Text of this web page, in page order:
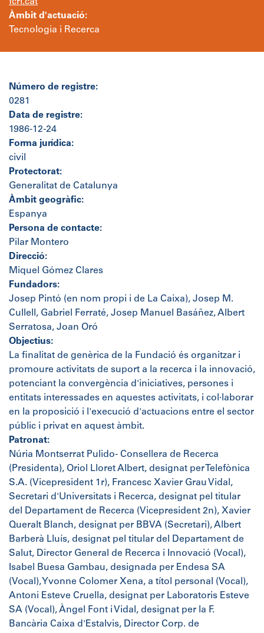
fcri.cat
Àmbit d'actuació:
Tecnologia i Recerca
Número de registre:
0281
Data de registre:
1986-12-24
Forma jurídica:
civil
Protectorat:
Generalitat de Catalunya
Àmbit geogràfic:
Espanya
Persona de contacte:
Pilar Montero
Direcció:
Miquel Gómez Clares
Fundadors:
Josep Pintó (en nom propi i de La Caixa), Josep M.
Cullell, Gabriel Ferraté, Josep Manuel Basáñez, Albert
Serratosa, Joan Oró
Objectius:
La finalitat de genèrica de la Fundació és organitzar i
promoure activitats de suport a la recerca i la innovació,
potenciant la convergència d'iniciatives, persones i
entitats interessades en aquestes activitats, i col·laborar
en la proposició i l'execució d'actuacions entre el sector
públic i privat en aquest àmbit.
Patronat:
Núria Montserrat Pulido- Consellera de Recerca
(Presidenta), Oriol Lloret Albert, designat per Telefònica
S.A. (Vicepresident 1r), Francesc Xavier Grau Vidal,
Secretari d'Universitats i Recerca, designat pel titular
del Departament de Recerca (Vicepresident 2n), Xavier
Queralt Blanch, designat per BBVA (Secretari), Albert
Barberà Lluís, designat pel titular del Departament de
Salut, Director General de Recerca i Innovació (Vocal),
Isabel Buesa Gambau, designada per Endesa SA
(Vocal), Yvonne Colomer Xena, a títol personal (Vocal),
Antoni Esteve Cruella, designat per Laboratoris Esteve
SA (Vocal), Àngel Font i Vidal, designat per la F.
Bancària Caixa d'Estalvis, Director Corp. de